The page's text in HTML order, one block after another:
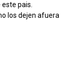
pais.
los dejen afuera